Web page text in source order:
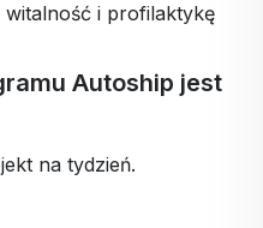
witalność i profilaktykę
Autoship jest
na tydzień.